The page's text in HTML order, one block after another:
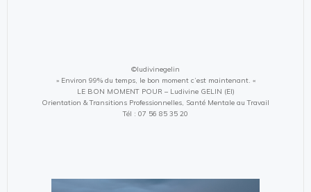
©ludivinegelin
» Environ 99% du temps, le bon moment c’est maintenant. «
LE BON MOMENT POUR – Ludivine GELIN (EI)
Orientation & Transitions Professionnelles, Santé Mentale au Travail
Tél : 07 56 85 35 20